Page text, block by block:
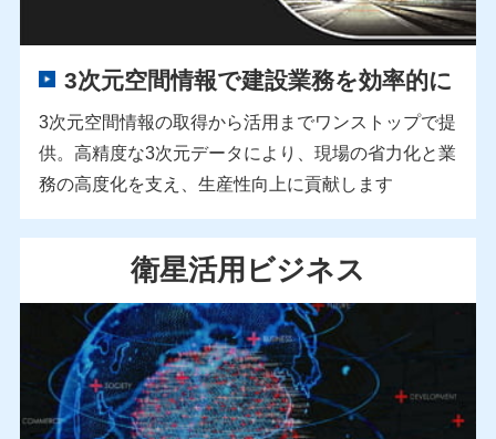
3次元空間情報で建設業務を効率的に
3次元空間情報の取得から活用までワンストップで提
供。高精度な3次元データにより、現場の省力化と業
務の高度化を支え、生産性向上に貢献します
衛星活用ビジネス